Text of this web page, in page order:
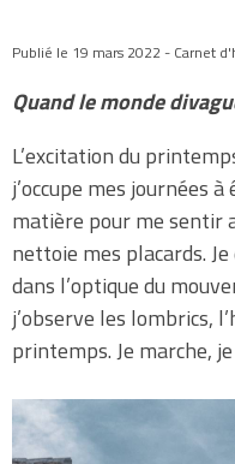
Publié le 19 mars 2022 - Carnet
Quand le monde
L’excitation du
j’occupe mes journées
matière pour me sentir
nettoie mes placards.
dans l’optique du
j’observe les lombrics,
printemps. Je marche,